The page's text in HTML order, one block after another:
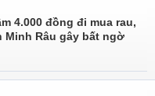
4.000 đồng đi mua rau,
Minh Râu gây bất ngờ